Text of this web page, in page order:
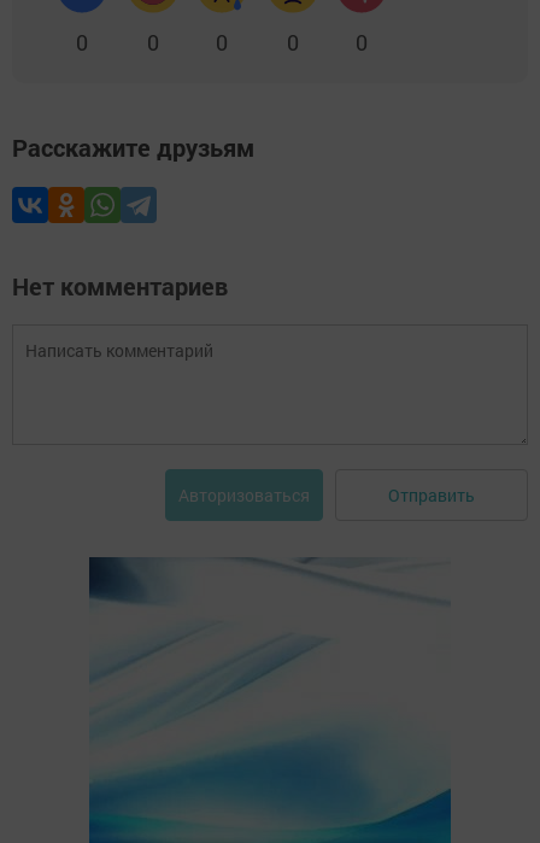
0 0 0 0 0
Расскажите друзьям
Нет комментариев
Авторизоваться Отправить